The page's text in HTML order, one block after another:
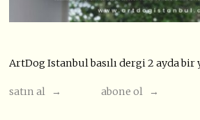
ArtDog Istanbul basılı dergi 2 ayda bir
satın al → abone ol →